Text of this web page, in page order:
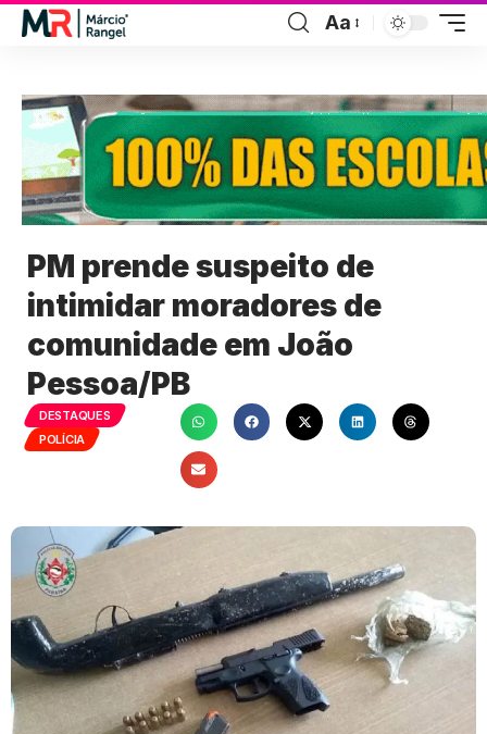
Aa
PM prende suspeito de
intimidar moradores de
comunidade em João
Pessoa/PB
DESTAQUES
POLÍCIA